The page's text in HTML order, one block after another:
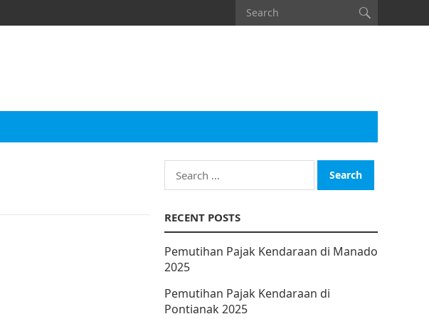
Search
for:
RECENT POSTS
Pemutihan Pajak Kendaraan di Manado
2025
Pemutihan Pajak Kendaraan di
Pontianak 2025